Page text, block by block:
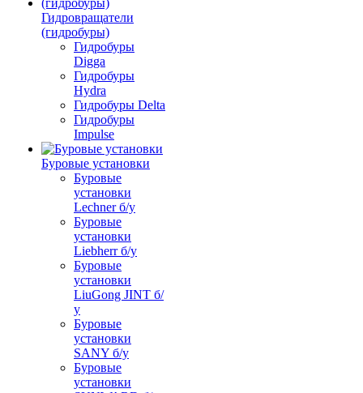
Гидровращатели
(гидробуры)
Гидробуры
Digga
Гидробуры
Hydra
Гидробуры Delta
Гидробуры
Impulse
Буровые установки
Буровые
установки
Lechner б/у
Буровые
установки
Liebherr б/у
Буровые
установки
LiuGong JINT б/
у
Буровые
установки
SANY б/у
Буровые
установки